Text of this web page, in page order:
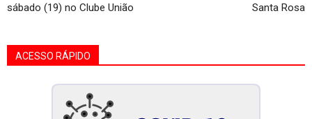
sábado (19) no Clube União
Santa Rosa
ACESSO RÁPIDO